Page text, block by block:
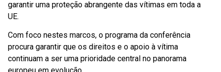
garantir uma proteção abrangente das vítimas em toda a
UE.
Com foco nestes marcos, o programa da conferência
procura garantir que os direitos e o apoio à vítima
continuam a ser uma prioridade central no panorama